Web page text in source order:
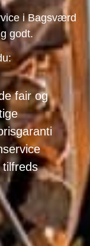
i Bagsværd
godt.
fair og